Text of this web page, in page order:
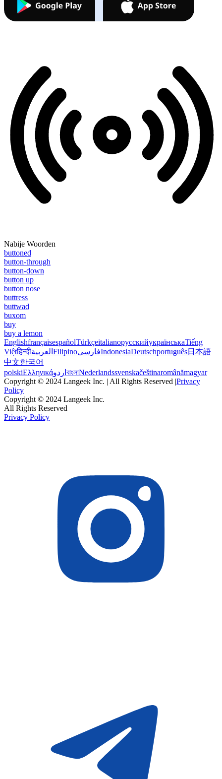
Nabije Woorden
buttoned
button-through
button-down
button up
button nose
buttress
buttwad
buxom
buy
buy a lemon
EnglishfrançaisespañolTürkçeitalianoрусскийукраїнськаTiếng
Việtहिन्दीالعربية FilipinoفارسیIndonesiaDeutschportuguês日本語
中文한국어
polskiΕλληνικάاردو বাংলাNederlandssvenskačeštinaromânămagyar
Copyright © 2024 Langeek Inc. | All Rights Reserved |Privacy
Policy
Copyright © 2024 Langeek Inc.
All Rights Reserved
Privacy Policy